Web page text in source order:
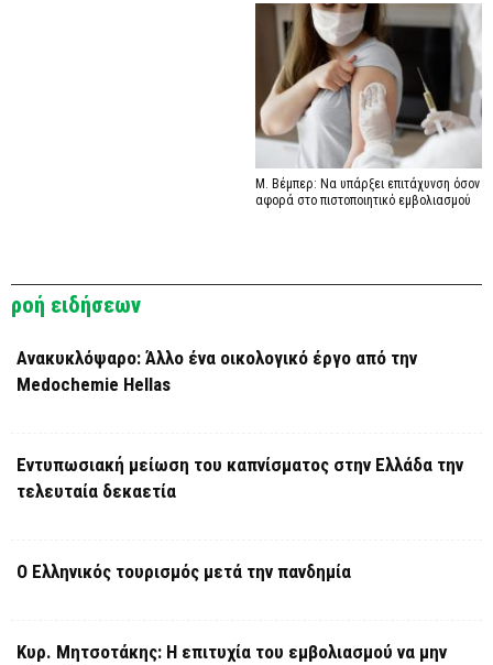
Μ. Βέμπερ: Να υπάρξει επιτάχυνση όσον
αφορά στο πιστοποιητικό εμβολιασμού
ροή ειδήσεων
Ανακυκλόψαρο: Άλλο ένα οικολογικό έργο από την
Medochemie Hellas
Εντυπωσιακή μείωση του καπνίσματος στην Ελλάδα την
τελευταία δεκαετία
Ο Ελληνικός τουρισμός μετά την πανδημία
Κυρ. Μητσοτάκης: Η επιτυχία του εμβολιασμού να μην